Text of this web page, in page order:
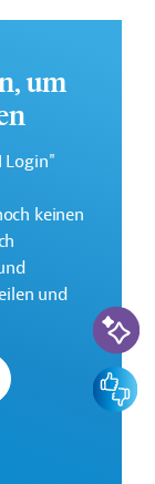
Regularien
um
Login"
keinen
und
KI-